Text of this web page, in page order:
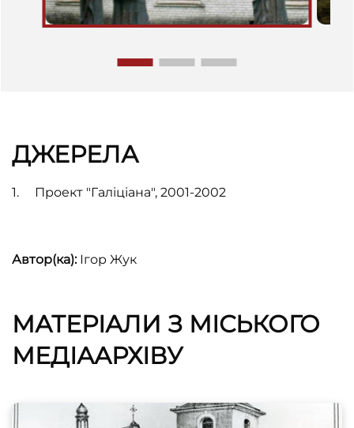
ДЖЕРЕЛА
Проект "Галіціана", 2001-2002
Автор(ка):Ігор Жук
МАТЕРІАЛИ З МІСЬКОГО
МЕДІААРХІВУ